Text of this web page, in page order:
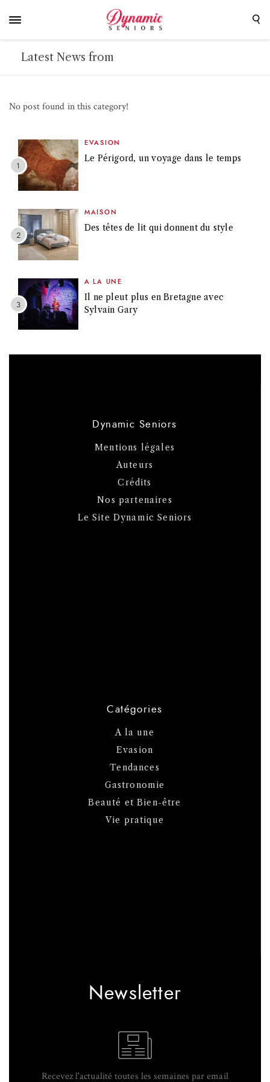
Latest News from
No post found in this category!
EVASION
Le Périgord, un voyage dans le temps
MAISON
Des têtes de lit qui donnent du style
A LA UNE
Il ne pleut plus en Bretagne avec
Sylvain Gary
Dynamic Seniors
Mentions légales
Auteurs
Crédits
Nos partenaires
Le Site Dynamic Seniors
Catégories
A la une
Evasion
Tendances
Gastronomie
Beauté et Bien-être
Vie pratique
Newsletter
Recevez l'actualité toutes les semaines par email